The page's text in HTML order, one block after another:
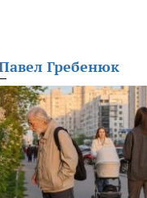
Гребенюк